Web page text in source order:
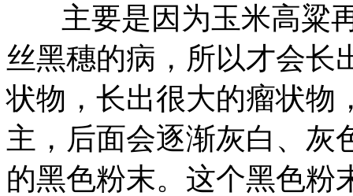
主要是因为玉米高粱
丝黑穗的病，所以才会长
状物，长出很大的瘤状物
主，后面会逐渐灰白、灰
的黑色粉末。这个黑色粉